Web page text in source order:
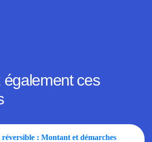
ces
: Montant et démarches